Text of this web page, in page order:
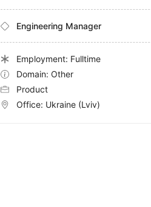
Engineering Manager
Employment: Fulltime
Domain: Other
Product
Office: Ukraine (Lviv)